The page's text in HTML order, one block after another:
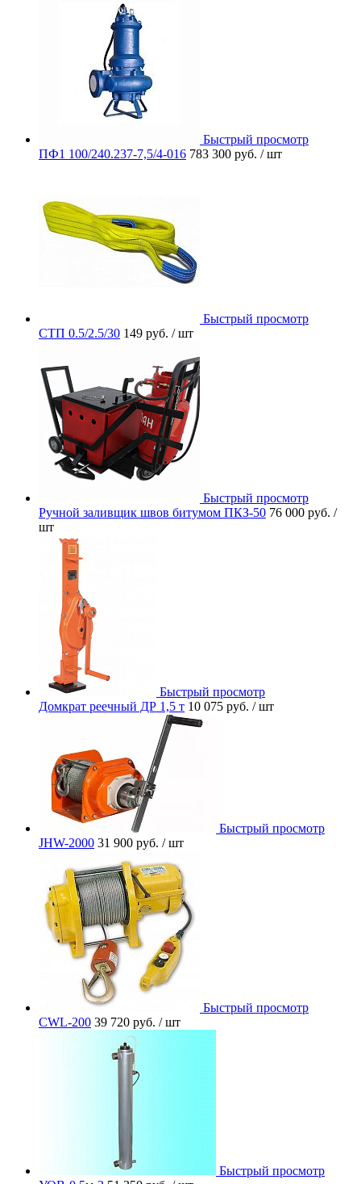
Быстрый просмотр
ПФ1 100/240.237-7,5/4-016 783 300 руб. / шт
Быстрый просмотр
СТП 0.5/2.5/30 149 руб. / шт
Быстрый просмотр
Ручной заливщик швов битумом ПКЗ-50 76 000 руб. /
шт
Быстрый просмотр
Домкрат реечный ДР 1,5 т 10 075 руб. / шт
Быстрый просмотр
JHW-2000 31 900 руб. / шт
Быстрый просмотр
CWL-200 39 720 руб. / шт
Быстрый просмотр